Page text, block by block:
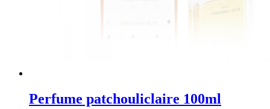
Perfume patchouliclaire 100ml